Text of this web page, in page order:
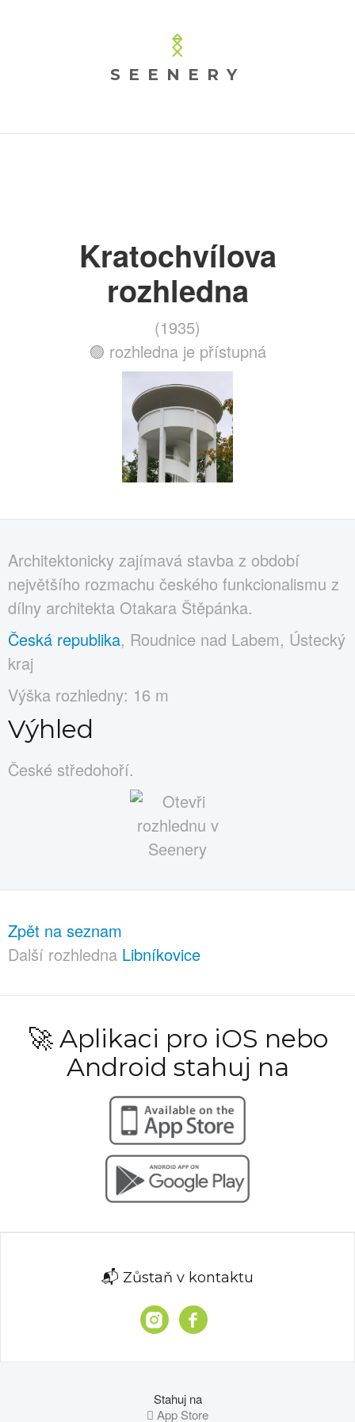
SEENERY
Kratochvílova
rozhledna
(1935)
🟢 rozhledna je přístupná
Architektonicky zajímavá stavba z období
největšího rozmachu českého funkcionalismu z
dílny architekta Otakara Štěpánka.
Česká republika, Roudnice nad Labem, Ústecký
kraj
Výška rozhledny: 16 m
Výhled
České středohoří.
Zpět na seznam
Další rozhledna Libníkovice
🚀 Aplikaci pro iOS nebo
Android stahuj na
📬 Zůstaň v kontaktu
Stahuj na
 App Store